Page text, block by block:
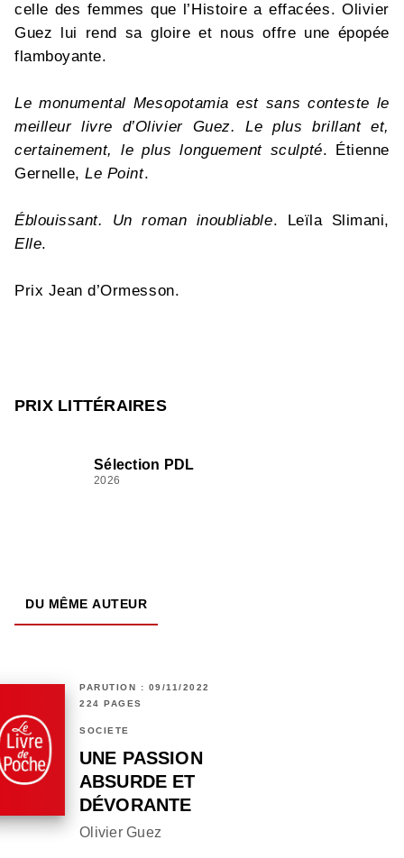
celle des femmes que l’Histoire a effacées. Olivier
Guez lui rend sa gloire et nous offre une épopée
flamboyante.
Le monumental Mesopotamia est sans conteste le
meilleur livre d’Olivier Guez. Le plus brillant et,
certainement, le plus longuement sculpté. Étienne
Gernelle,Le Point.
Éblouissant. Un roman inoubliable. Leïla Slimani,
Elle.
Prix Jean d’Ormesson.
PRIX LITTÉRAIRES
Sélection PDL
2026
DU MÊME AUTEUR
PARUTION : 09/11/2022
224 PAGES
SOCIÉTÉ
UNE PASSION
ABSURDE ET
DÉVORANTE
Olivier Guez